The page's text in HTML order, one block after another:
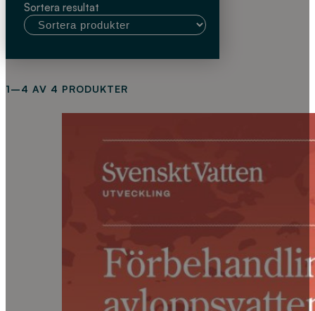
Sortera resultat
1–4 AV 4 PRODUKTER